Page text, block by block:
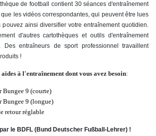
de football contient 30 séances d'entraînement
les vidéos correspondantes, qui peuvent être lues
pouvez ainsi diversifier votre entraînement quotidien.
d'autres cartothèques et outils d'entraînement
Des entraîneurs de sport professionnel travaillent
!
à l'entraînement dont vous avez besoin:
Bungee 9 (courte)
Bungee 9 (longue)
retour réglable
le BDFL (Bund Deutscher Fußball-Lehrer) !